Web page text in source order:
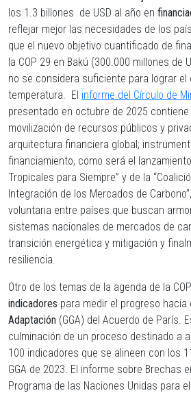
los 1.3 billones de USD al año en
reflejar mejor las necesidades de los
que el nuevo objetivo cuantificado de
la COP 29 en Bakú (300.000 millones de
no se considera suficiente para lograr el
temperatura. El informe del Círculo de
presentado en octubre de 2025
movilización de recursos públicos y
arquitectura financiera global;
financiamiento, como será el
Tropicales para Siempre” y de la
Integración de los Mercados de
voluntaria entre países que buscan
sistemas nacionales de mercados de
transición energética y mitigación y
resiliencia.
Otro de los temas de la agenda de la
indicadores para medir el progreso hacia
Adaptación (GGA) del Acuerdo de París.
culminación de un proceso destinado a
100 indicadores que se alineen con los
GGA de 2023. El informe sobre Brechas
Programa de las Naciones Unidas para